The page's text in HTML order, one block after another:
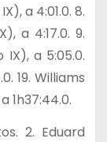
a 4:01.0. 8.
a 4:17.0. 9.
a 5:05.0.
19. Williams
1h37:44.0.
2. Eduard